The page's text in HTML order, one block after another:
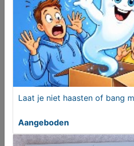
Te koop houten Schakel
T.e.a.b.
Laat je niet haasten of bang
Aangeboden